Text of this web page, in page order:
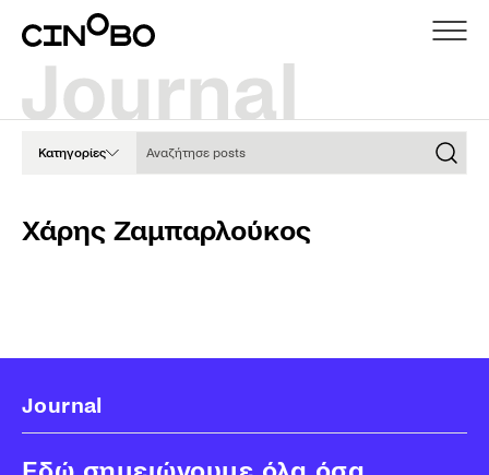
Κατηγορίες
Χάρης Ζαμπαρλούκος
Journal